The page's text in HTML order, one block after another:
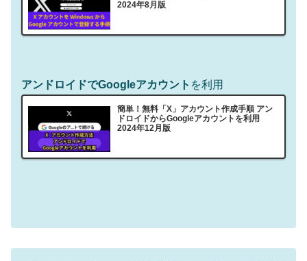
2024年8月版
アンドロイドでGoogleアカウント を利用
簡単！無料「X」アカウント作成手順 アン
ドロイドからGoogleアカウントを利用
2024年12月版